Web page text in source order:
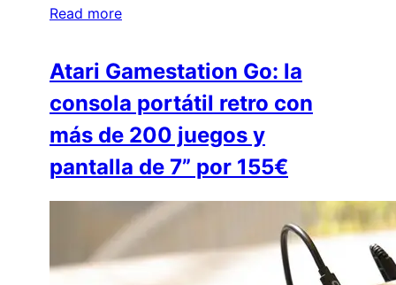
Read more
Atari Gamestation Go: la
consola portátil retro con
más de 200 juegos y
pantalla de 7” por 155€